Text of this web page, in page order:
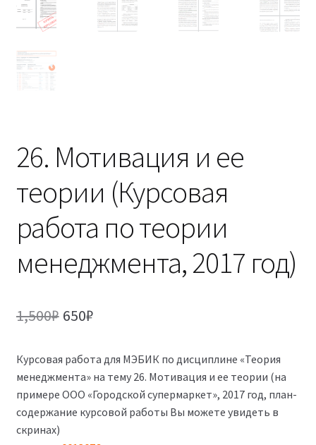
(Магистратура)
38.04.04 Государственное и муниципальное
управление 2,5 года (Магистратура)
26. Мотивация и ее
теории (Курсовая
работа по теории
менеджмента, 2017 год)
1,500₽ Первоначальная
составляла
1,500₽.
650₽Текущая
650₽.
Курсовая работа для МЭБИК по дисциплине «Теория
менеджмента» на тему 26. Мотивация и ее теории (на
примере ООО «Городской супермаркет», 2017 год, план-
содержание курсовой работы Вы можете увидеть в
скринах)